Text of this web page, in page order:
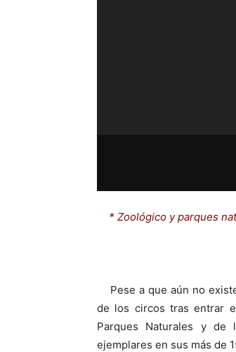
* Zoológico y parques
Pese a que aún no
de los circos tras entrar
Parques Naturales y de
ejemplares en sus más de